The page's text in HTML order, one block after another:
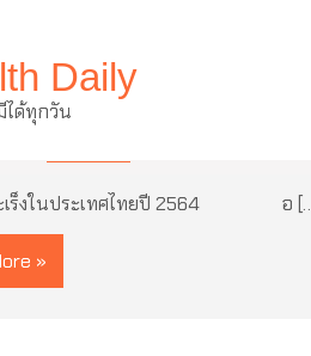
Daily
ด้ทุกวัน
มะเร็งในประเทศไทยปี
ะเร็งในประเทศไทยปี 2564 อ
»